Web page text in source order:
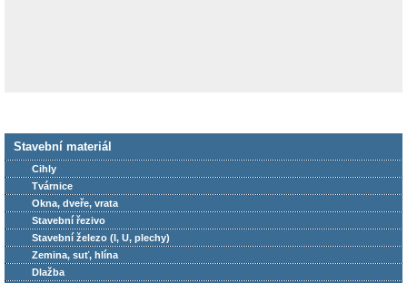
Stavební materiál
Cihly
Tvárnice
Okna, dveře, vrata
Stavební řezivo
Stavební železo (I, U, plechy)
Zemina, suť, hlína
Dlažba